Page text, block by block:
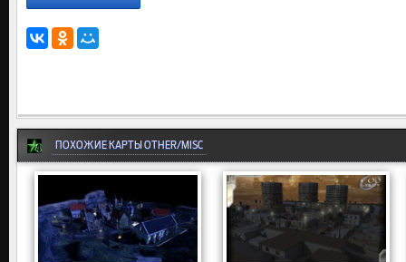
ПОХОЖИЕ КАРТЫ OTHER/MISC